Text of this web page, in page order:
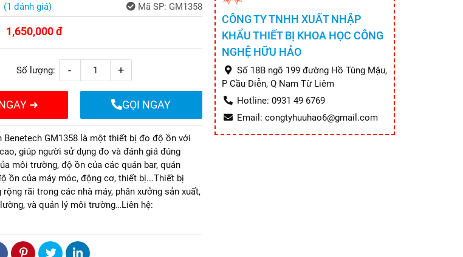
(1 đánh giá) Mã SP: GM1358
1,650,000 đ
Số lượng: - +
➜ GỌI NGAY
Benetech GM1358 là một thiết bị đo độ ồn với
giúp người sử dụng đo và đánh giá đúng
môi trường, độ ồn của các quán bar, quán
ồn của máy móc, động cơ, thiết bị...Thiết bị
rãi trong các nhà máy, phân xưởng sản xuất,
và quản lý môi trường…Liên hệ:
CÔNG TY TNHH XUẤT NHẬP
KHẨU THIẾT BỊ KHOA HỌC CÔNG
NGHỆ HỮU HẢO
Số 18B ngõ 199 đường Hồ Tùng Mậu,
P Cầu Diễn, Q Nam Từ Liêm
Hotline: 0931 49 6769
Email: congtyhuuhao6@gmail.com